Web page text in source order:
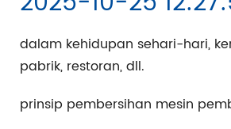
dalam kehidupan sehari-hari,
pabrik, restoran, dll.
prinsip pembersihan mesin